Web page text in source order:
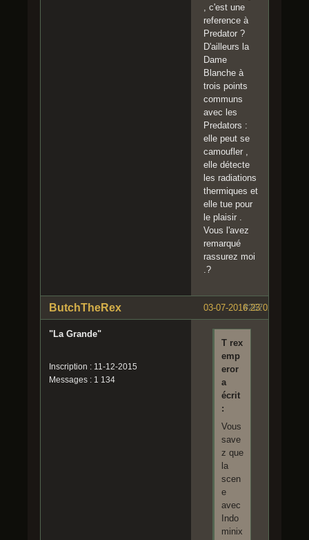
, c'est une
reference à
Predator ?
D'ailleurs la
Dame
Blanche à
trois points
communs
avec les
Predators :
elle peut se
camoufler ,
elle détecte
les radiations
thermiques et
elle tue pour
le plaisir .
Vous l'avez
remarqué
rassurez moi
.?
#267
03-07-2016 23:02:26
ButchTheRex
"La Grande"
Inscription : 11-12-2015
Messages : 1 134
T rex
emp
eror
a
écrit
:
Vous
save
z que
la
scen
e
avec
Indo
minix